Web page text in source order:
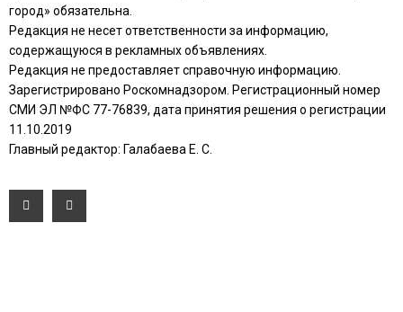
город» обязательна.
Редакция не несет ответственности за информацию,
содержащуюся в рекламных объявлениях.
Редакция не предоставляет справочную информацию.
Зарегистрировано Роскомнадзором. Регистрационный номер
СМИ ЭЛ №ФС 77-76839, дата принятия решения о регистрации
11.10.2019
Главный редактор: Галабаева Е. С.